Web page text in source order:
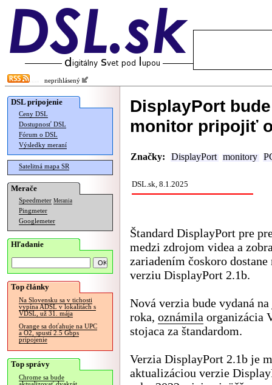
neprihlásený
DSL pripojenie
Ceny DSL
Dostupnosť DSL
Fórum o DSL
Výsledky meraní
Satelitná mapa SR
Merače
Speedmeter Merania
Pingmeter
Googlemeter
Hľadanie
Top články
Na Slovensku sa v tichosti
vypína ADSL v lokalitách s
VDSL, už 31. mája
Orange sa doťahuje na UPC
a O2, spustí 2.5 Gbps
pripojenie
Top správy
Chrome sa bude
DisplayPort
monitor pripojiť
Značky: DisplayPort monitory
DSL.sk, 8.1.2025
Štandard DisplayPort pre
medzi zdrojom videa a
zariadením čoskoro dostane
verziu DisplayPort 2.1b.
Nová verzia bude vydaná
roka, oznámila organizácia
stojaca za štandardom.
Verzia DisplayPort 2.1b je
aktualizáciou verzie